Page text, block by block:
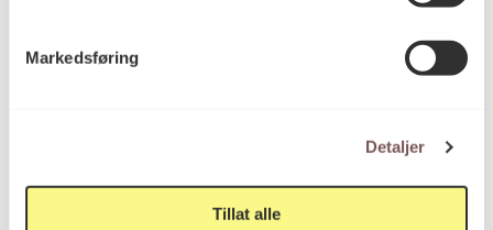
Markedsføring
Detaljer
Tillat alle
Postboks 6994